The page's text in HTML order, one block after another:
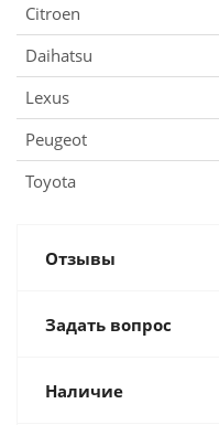
Citroen
Daihatsu
Lexus
Peugeot
Toyota
Отзывы
Задать вопрос
Наличие